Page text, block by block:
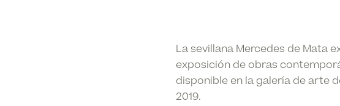
La sevillana Mercedes de Mata
exposición de obras
disponible en la galería de arte
2019.